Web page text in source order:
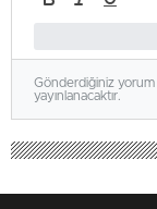
Gönderdiğiniz yorum
yayınlanacaktır.